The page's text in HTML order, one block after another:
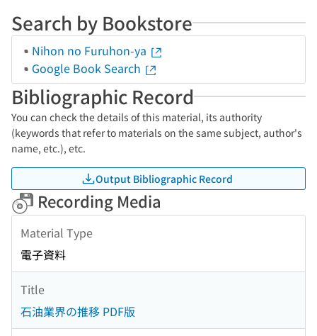
Search by Bookstore
Nihon no Furuhon-ya
Google Book Search
Bibliographic Record
You can check the details of this material, its authority
(keywords that refer to materials on the same subject, author's
name, etc.), etc.
Output Bibliographic Record
Recording Media
Material Type
電子資料
Title
石油業界の推移 PDF版